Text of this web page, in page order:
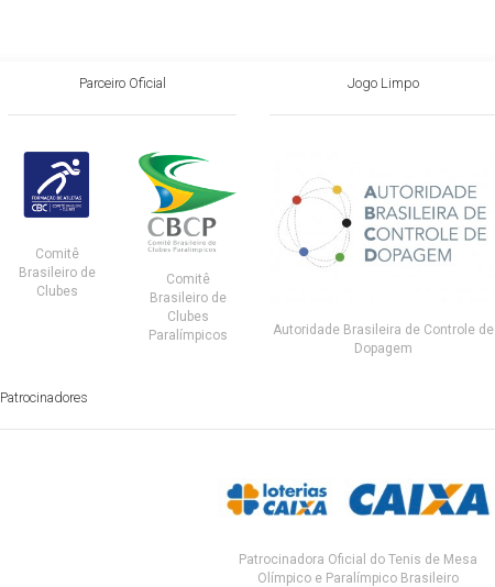
Parceiro Oficial
Comitê
Brasileiro de
Clubes
Comitê
Brasileiro de
Clubes
Paralímpicos
Jogo Limpo
Autoridade Brasileira de Controle de
Dopagem
Patrocinadores
Patrocinadora Oficial do Tenis de Mesa
Olímpico e Paralímpico Brasileiro